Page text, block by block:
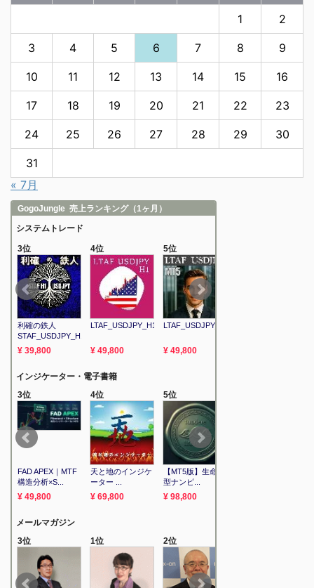
1 2
3 4 5 6 7 8 9
10 11 12 13 14 15 16
17 18 19 20 21 22 23
24 25 26 27 28 29 30
31
« 7月